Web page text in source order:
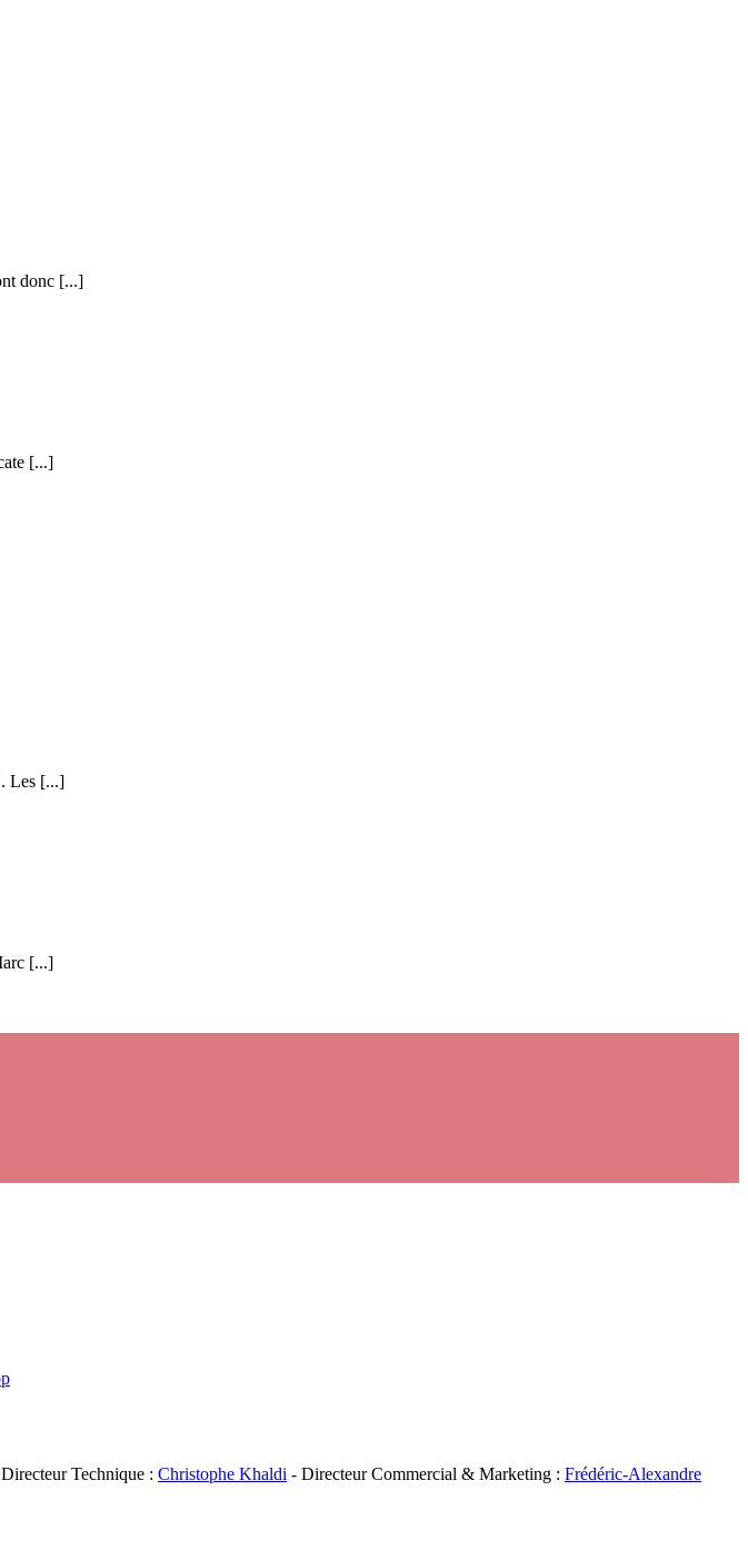
donc [...]
[...]
Les [...]
[...]
Technique : Christophe Khaldi - Directeur Commercial & Marketing : Frédéric-Alexandre